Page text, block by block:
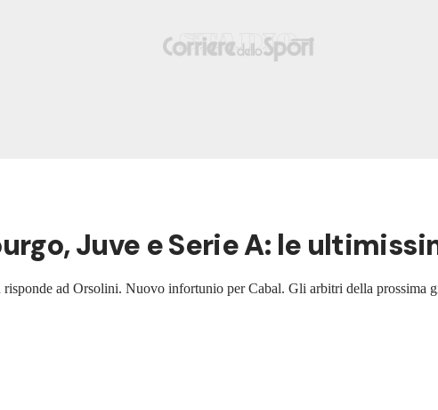
Juve e Serie A: le
ad Orsolini. Nuovo infortunio per Cabal. Gli arbitri della prossima